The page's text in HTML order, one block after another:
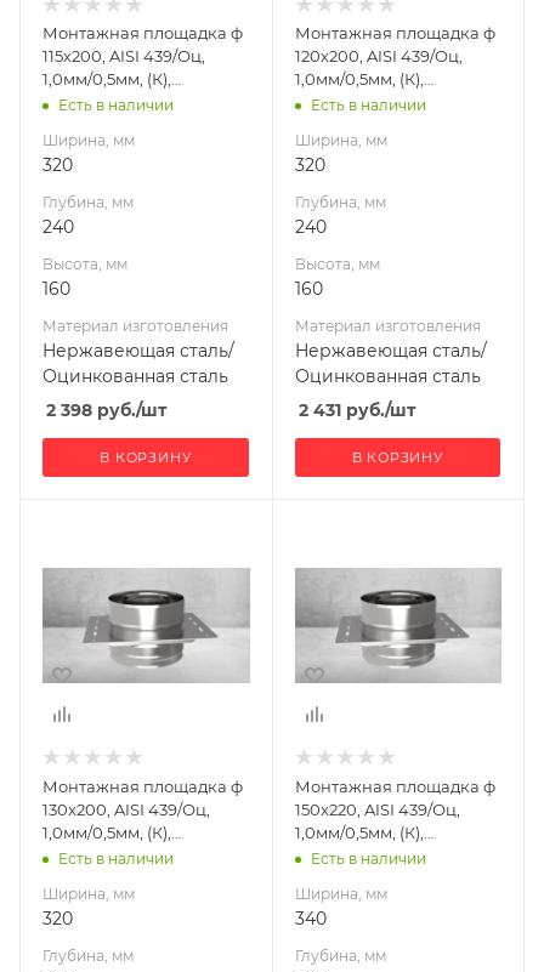
Нержавеющая
сталь/
Оцинкованная
сталь
УМК
Монтажная площадка ф
115х200, AISI 439/Оц,
1,0мм/0,5мм, (К),
(пл.240х320)
Есть в наличии
Ширина, мм
320
Глубина, мм
240
Высота, мм
160
Материал изготовления
Нержавеющая сталь/
Оцинкованная сталь
2 398 руб./шт
В КОРЗИНУ
Нержавеющая
сталь/
Оцинкованная
сталь
УМК
Монтажная площадка ф
120х200, AISI 439/Оц,
1,0мм/0,5мм, (К),
(пл.240х320)
Есть в наличии
Ширина, мм
320
Глубина, мм
240
Высота, мм
160
Материал изготовления
Нержавеющая сталь/
Оцинкованная сталь
2 431руб./шт
В КОРЗИНУ
Глубина, мм
240
Высота, мм
160
Материал
Нержавеющая
сталь/
Оцинкованная
сталь
УМК
Монтажная площадка ф
130х200, AISI 439/Оц,
1,0мм/0,5мм, (К),
(пл.240х320)
Есть в наличии
Ширина, мм
320
Глубина, мм
Глубина, мм
260
Высота, мм
160
Материал
Нержавеющая
сталь/
Оцинкованная
сталь
УМК
Монтажная площадка ф
150х220, AISI 439/Оц,
1,0мм/0,5мм, (К),
(пл.260х340)
Есть в наличии
Ширина, мм
340
Глубина, мм